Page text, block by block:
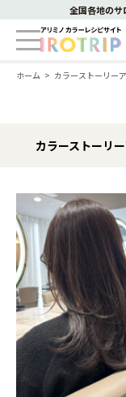
全国各地のサ
ホーム カラーストーリー
カラーストーリ